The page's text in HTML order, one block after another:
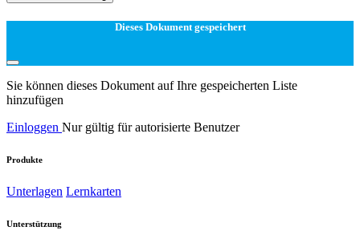
Dieses Dokument gespeichert
Sie können dieses Dokument auf Ihre gespeicherten Liste
hinzufügen
Einloggen Nur gültig für autorisierte Benutzer
Produkte
Unterlagen Lernkarten
Unterstützung